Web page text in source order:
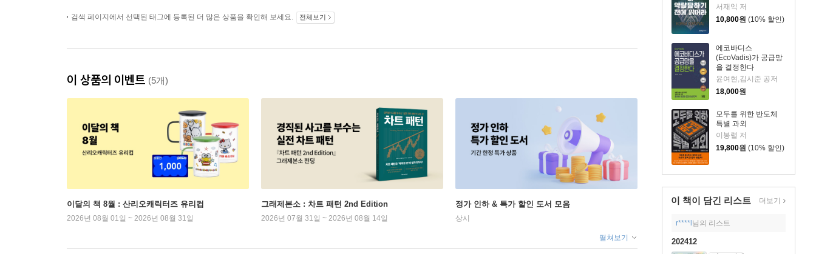
서재익 저
10,800원 (10% 할인)
에코바디스
(EcoVadis)가 공급망
을 결정한다
윤여현,김시준 공저
18,000원
모두를 위한 반도체
특별 과외
이봉렬 저
19,800원 (10% 할인)
이 책이 담긴 리스트 더보기
r****l 님의 리스트
202412
검색 페이지에서 선택된 태그에 등록된 더 많은 상품을 확인해 보세요. 전체보기
이 상품의 이벤트 (5개)
이달의 책 8월 : 산리오캐릭터즈 유리컵
2026년 08월 01일 ~ 2026년 08월 31일
그래제본소 : 차트 패턴 2nd Edition
2026년 07월 31일 ~ 2026년 08월 14일
정가 인하 & 특가 할인 도서 모음
상시
펼쳐보기